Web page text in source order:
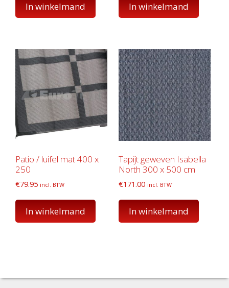
In winkelmand In winkelmand
Patio / luifel mat 400 x
250
€79.95 incl. BTW
In winkelmand
Tapijt geweven Isabella
North 300 x 500 cm
€171.00 incl. BTW
In winkelmand